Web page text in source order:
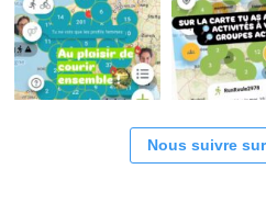
Nous suivre